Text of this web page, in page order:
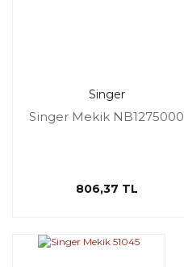
Singer
Singer Mekik NB1275000
806,37 TL